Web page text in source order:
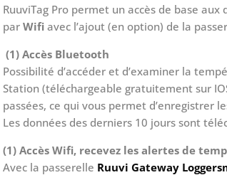
RuuviTag Pro permet un accès de base
parWifi avec l’ajout (en option) de la
(1) Accès Bluetooth
Possibilité d’accéder et d’examiner la
Station (téléchargeable gratuitement sur
passées, ce qui vous permet d’enregistrer
Les données des derniers 10 jours sont
(1) Accès Wifi, recevez les alertes de
Avec la passerelle Ruuvi Gateway